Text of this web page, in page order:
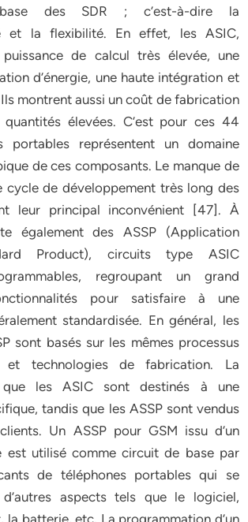
des SDR ; c’est-à-dire la
et la flexibilité. En effet, les ASIC,
de calcul très élevée, une
d’énergie, une haute intégration et
montrent aussi un coût de fabrication
élevées. C’est pour ces 44
portables représentent un domaine
de ces composants. Le manque de
cycle de développement très long des
leur principal inconvénient [47]. À
également des ASSP (Application
Product), circuits type ASIC
regroupant un grand
pour satisfaire à une
standardisée. En général, les
sont basés sur les mêmes processus
et technologies de fabrication. La
les ASIC sont destinés à une
tandis que les ASSP sont vendus
Un ASSP pour GSM issu d’un
est utilisé comme circuit de base par
de téléphones portables qui se
aspects tels que le logiciel,
la batterie, etc. La programmation d’un